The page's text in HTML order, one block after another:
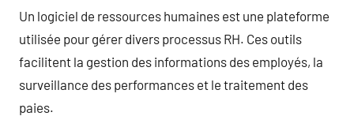
Un logiciel de ressources humaines est une plateforme
utilisée pour gérer divers processus RH. Ces outils
facilitent la gestion des informations des employés, la
surveillance des performances et le traitement des
paies.